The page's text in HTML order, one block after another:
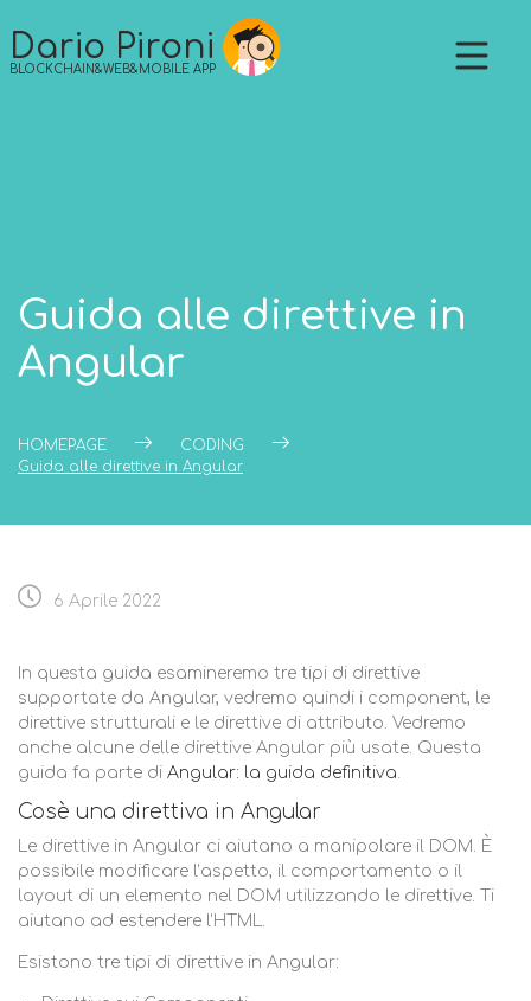
to
content
Dario Pironi
BLOCKCHAIN&WEB&MOBILE APP
Guida alle direttive in
Angular
HOMEPAGE
CODING
Guida alle direttive in Angular
6 Aprile 2022
In questa guida esamineremo tre tipi di direttive
supportate da Angular, vedremo quindi i component, le
direttive strutturali e le direttive di attributo. Vedremo
anche alcune delle direttive Angular più usate. Questa
guida fa parte di Angular: la guida definitiva.
Cosè una direttiva in Angular
Le direttive in Angular ci aiutano a manipolare il DOM. È
possibile modificare l’aspetto, il comportamento o il
layout di un elemento nel DOM utilizzando le direttive. Ti
aiutano ad estendere l’HTML.
Esistono tre tipi di direttive in Angular: